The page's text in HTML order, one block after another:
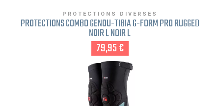
PROTECTIONS DIVERSES
PROTECTIONS COMBO GENOU-TIBIA G-FORM PRO RUGGED
NOIR L NOIR L
79,95 €